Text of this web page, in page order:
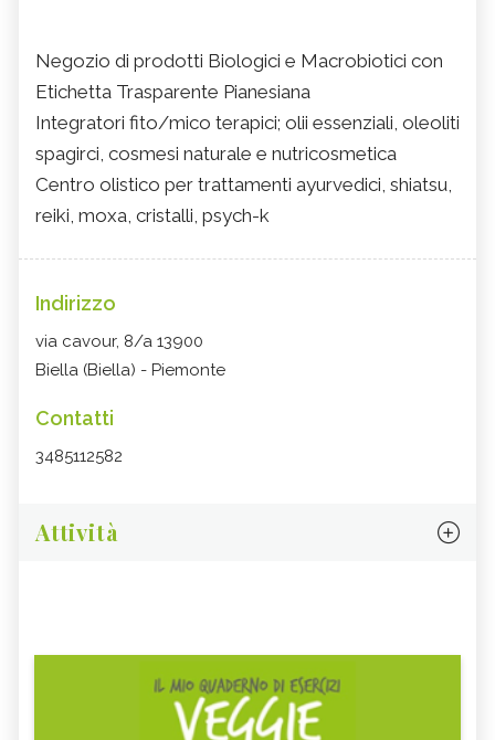
Negozio di prodotti Biologici e Macrobiotici con
Etichetta Trasparente Pianesiana
Integratori fito/mico terapici; olii essenziali, oleoliti
spagirci, cosmesi naturale e nutricosmetica
Centro olistico per trattamenti ayurvedici, shiatsu,
reiki, moxa, cristalli, psych-k
Indirizzo
via cavour, 8/a 13900
Biella (Biella) - Piemonte
Contatti
3485112582
Attività